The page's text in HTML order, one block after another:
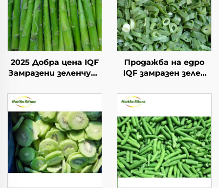
2025 Добра цена IQF
Замразени зеленчуци
Замразен зелен
спаруж за продажба
Продажба на едро
IQF замразен зелен
лук свеж зелен лук
замразени зеленчуци